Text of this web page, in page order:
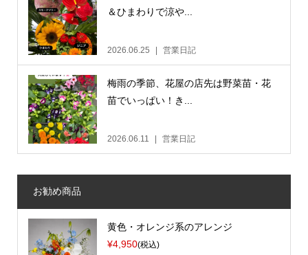
＆ひまわりで涼や...
2026.06.25 営業日記
梅雨の季節、花屋の店先は野菜苗・花
苗でいっぱい！き...
2026.06.11 営業日記
お勧め商品
黄色・オレンジ系のアレンジ
¥4,950(税込)